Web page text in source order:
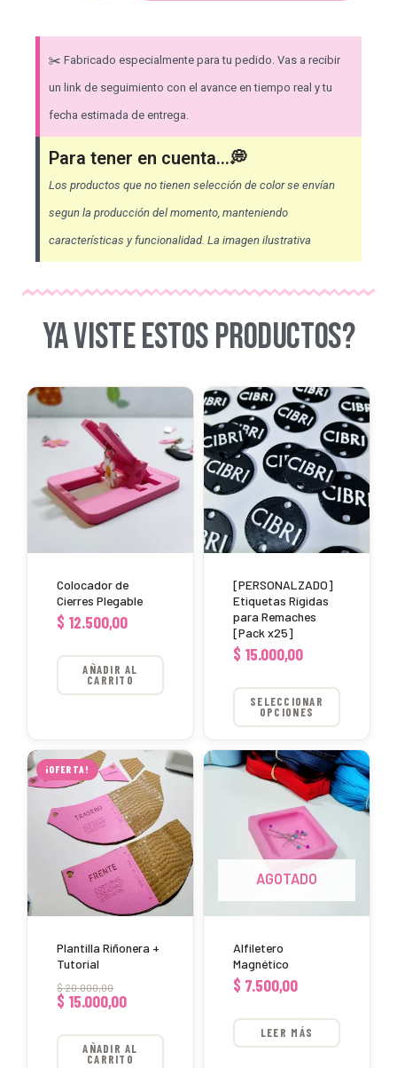
✂️ Fabricado especialmente para tu pedido. Vas a recibir
un link de seguimiento con el avance en tiempo real y tu
fecha estimada de entrega.
Para tener en cuenta...💭
Los productos que no tienen selección de color se envían
segun la producción del momento, manteniendo
características y funcionalidad. La imagen ilustrativa
YA VISTE ESTOS PRODUCTOS?
Colocador de
Cierres Plegable
$ 12.500,00
AÑADIR AL
CARRITO
[PERSONALZADO]
Etiquetas Rígidas
para Remaches
[Pack x25]
$ 15.000,00
SELECCIONAR
OPCIONES
Este
producto
tiene
múltiples
variantes.
Las
opciones
pueden
elegir
en
página
de
producto
¡OFERTA!
Plantilla Riñonera +
Tutorial
$20.000,00
El
precio
original
era:
$ 20.000,00.
$ 15.000,00
El
precio
actual
es:
$ 15.000,00.
AÑADIR AL
CARRITO
AGOTADO
Alfiletero
Magnético
$ 7.500,00
LEER MÁS